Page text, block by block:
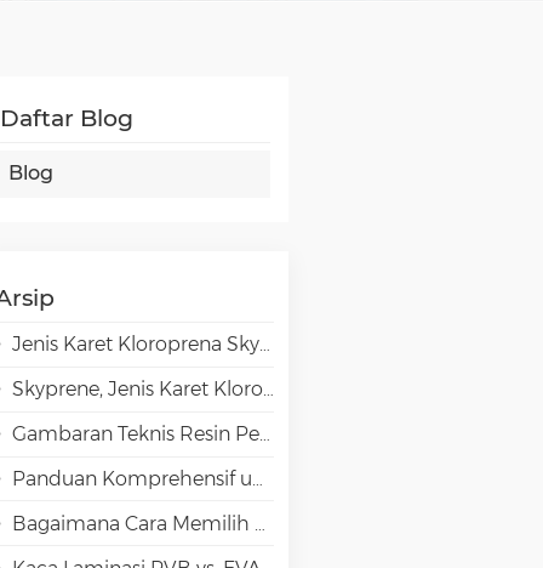
Daftar Blog
Blog
Jenis Karet Kloroprena Skyprene untuk Aplikasi Perekat
Skyprene, Jenis Karet Kloroprena untuk Aplikasi Industri
Gambaran Teknis Resin Penghalang Tinggi EVAL EVOH dalam Aplikasi Pengemasan
Panduan Komprehensif untuk Pemilihan Emulsi VAE
Bagaimana Cara Memilih Jenis Polivinil Alkohol (PVA) yang Tepat untuk Aplikasi Kertas Khusus?